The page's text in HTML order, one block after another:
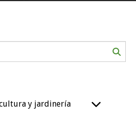
y jardinería